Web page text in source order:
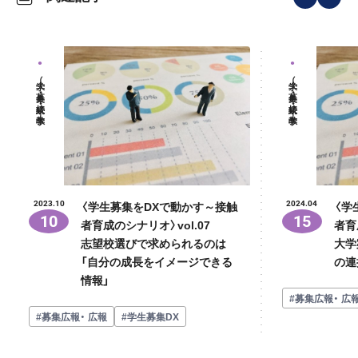
大学（募集・接続・教学）
2023.10
10
〈学生募集をDXで動かす～接触
者育成のシナリオ〉vol.07
志望校選びで求められるのは
「自分の成長をイメージできる
情報」
#募集広報・ 広報 #学生募集DX
大学（募集・接続・教学）
2024.04
15
〈
者
大
の
#募集広報・ 広